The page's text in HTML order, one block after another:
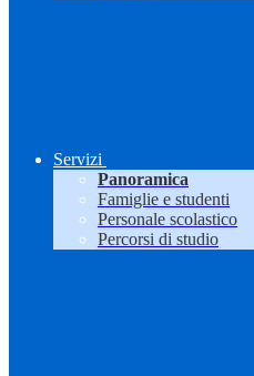
Servizi
Panoramica
Famiglie e studenti
Personale scolastico
Percorsi di studio